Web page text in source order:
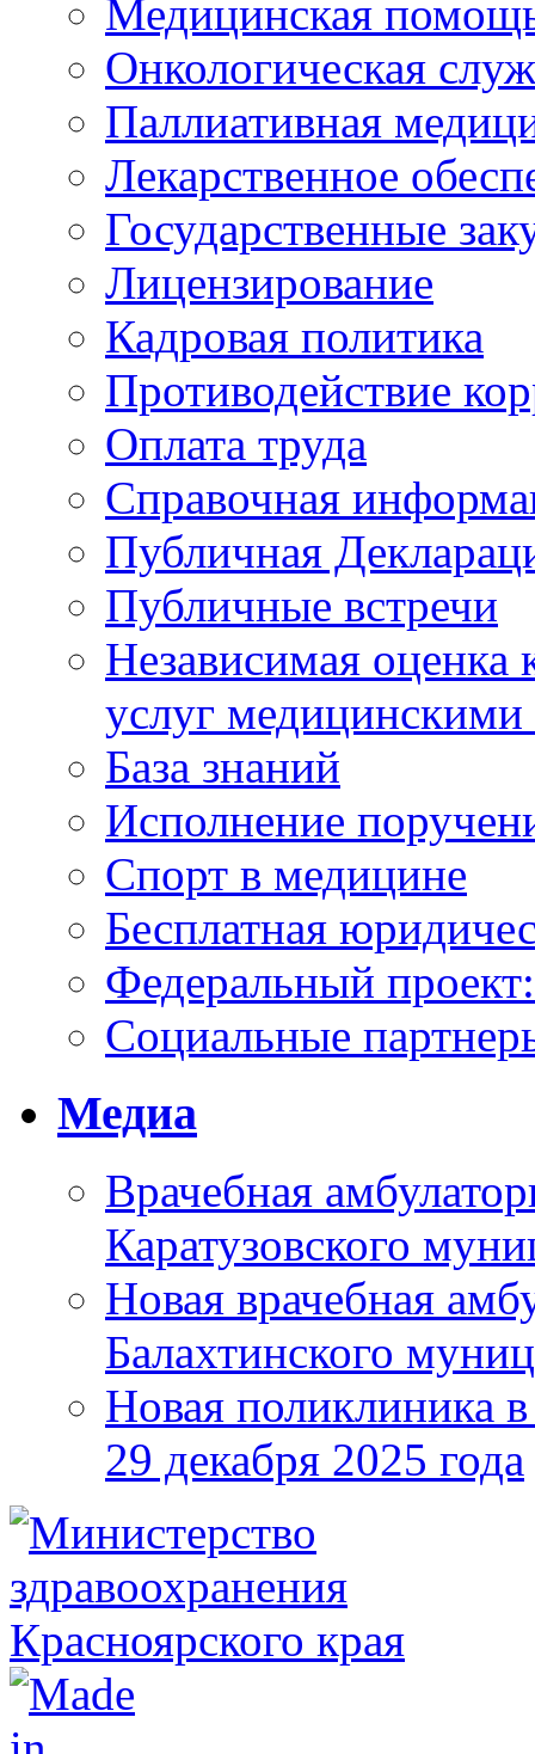
Медицинская
Онкологическая
Паллиативная
Лекарственное
Государственные
Лицензирование
Кадровая политика
Противодействие
Оплата труда
Справочная
Публичная
Публичные встречи
Независимая оценка
услуг
База знаний
Исполнение
Спорт в медицине
Бесплатная
Федеральный
Социальные
Медиа
Врачебная
Каратузовского
Новая врачебная
Балахтинского
Новая поликлиника
29 декабря 2025 года